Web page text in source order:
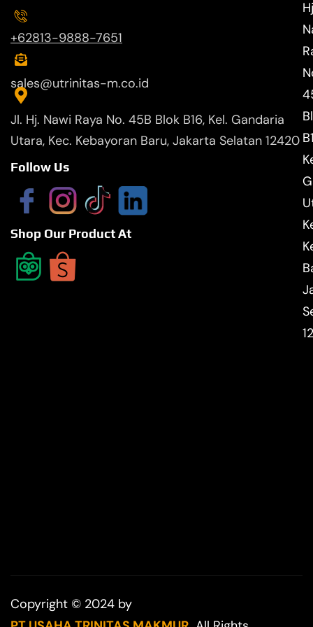
+62813-9888-7651
sales@utrinitas-m.co.id
Jl. Hj. Nawi Raya No. 45B Blok B16, Kel. Gandaria
Utara, Kec. Kebayoran Baru, Jakarta Selatan 12420
Follow Us
Shop Our Product At
Copyright © 2024 by